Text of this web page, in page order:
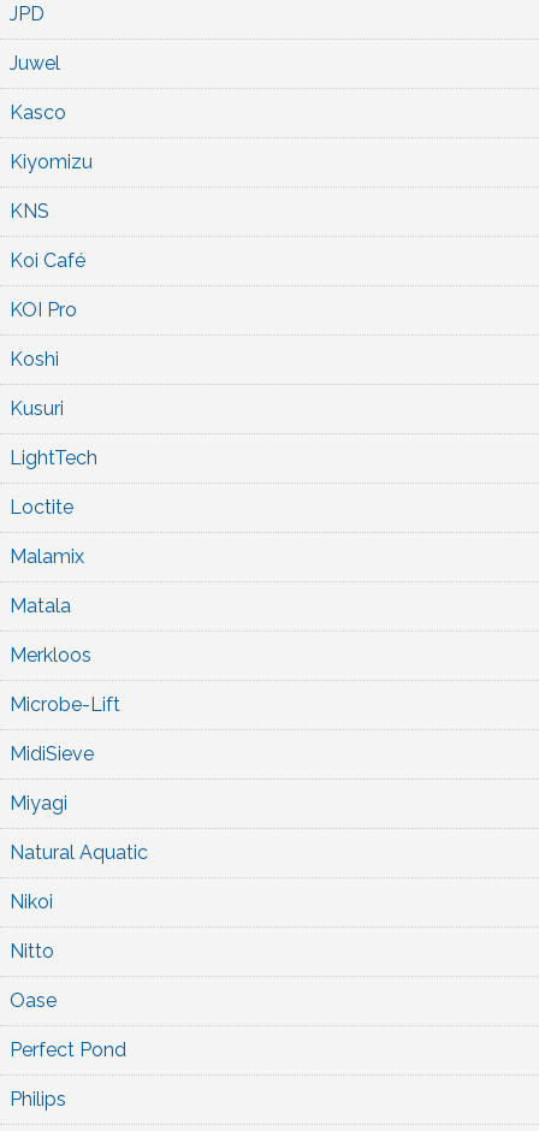
JPD
Juwel
Kasco
Kiyomizu
KNS
Koi Café
KOI Pro
Koshi
Kusuri
LightTech
Loctite
Malamix
Matala
Merkloos
Microbe-Lift
MidiSieve
Miyagi
Natural Aquatic
Nikoi
Nitto
Oase
Perfect Pond
Philips